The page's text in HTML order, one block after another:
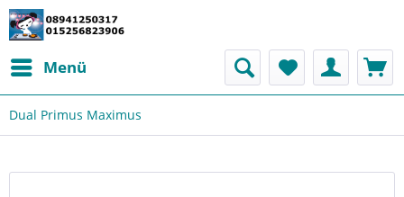
Menü
Dual Primus Maximus